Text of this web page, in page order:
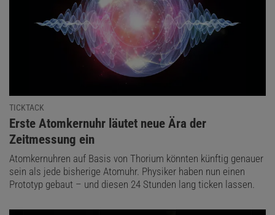
TICKTACK
:
Erste Atomkernuhr läutet neue Ära der
Zeitmessung ein
Atomkernuhren auf Basis von Thorium könnten künftig genauer
sein als jede bisherige Atomuhr. Physiker haben nun einen
Prototyp gebaut – und diesen 24 Stunden lang ticken lassen.